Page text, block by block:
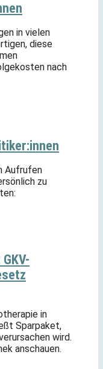
in vielen
diese
nach
Aufrufen
zu
in
Sparpaket,
wird.
anschauen.